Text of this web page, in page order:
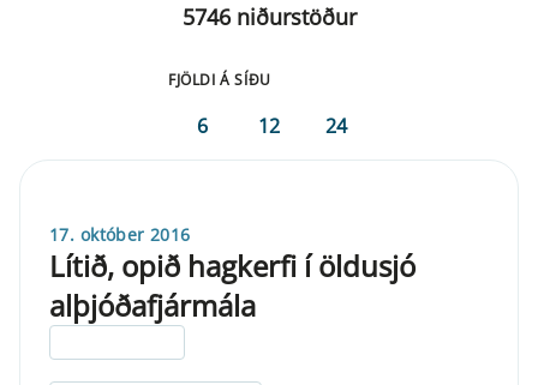
5746 niðurstöður
FJÖLDI Á SÍÐU
6 12 24
17. október 2016
Lítið, opið hagkerfi í öldusjó
alþjóðafjármála